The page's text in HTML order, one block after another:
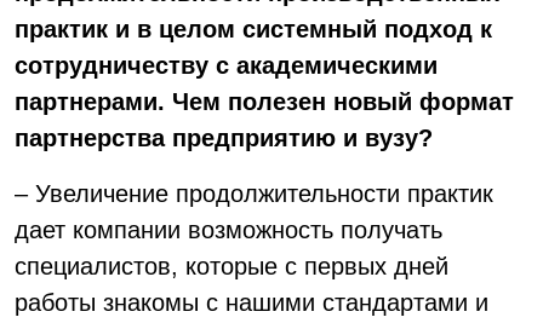
практик и в целом системный подход к
сотрудничеству с академическими
партнерами. Чем полезен новый формат
партнерства предприятию и вузу?
– Увеличение продолжительности практик
дает компании возможность получать
специалистов, которые с первых дней
работы знакомы с нашими стандартами и